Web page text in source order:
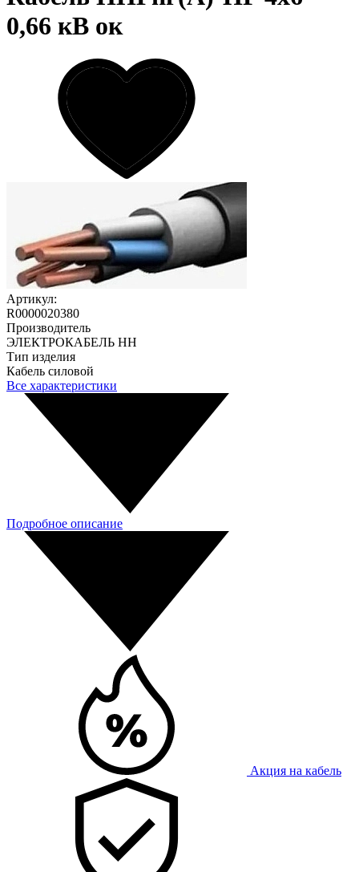
0,66 кВ ок
Артикул:
R0000020380
Производитель
ЭЛЕКТРОКАБЕЛЬ НН
Тип изделия
Кабель силовой
Все характеристики
Подробное описание
Акция на кабель